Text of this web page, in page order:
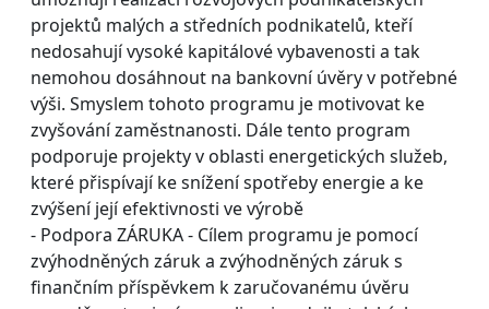
projektů malých a středních podnikatelů, kteří
nedosahují vysoké kapitálové vybavenosti a tak
nemohou dosáhnout na bankovní úvěry v potřebné
výši. Smyslem tohoto programu je motivovat ke
zvyšování zaměstnanosti. Dále tento program
podporuje projekty v oblasti energetických služeb,
které přispívají ke snížení spotřeby energie a ke
zvýšení její efektivnosti ve výrobě
- Podpora ZÁRUKA - Cílem programu je pomocí
zvýhodněných záruk a zvýhodněných záruk s
finančním příspěvkem k zaručovanému úvěru